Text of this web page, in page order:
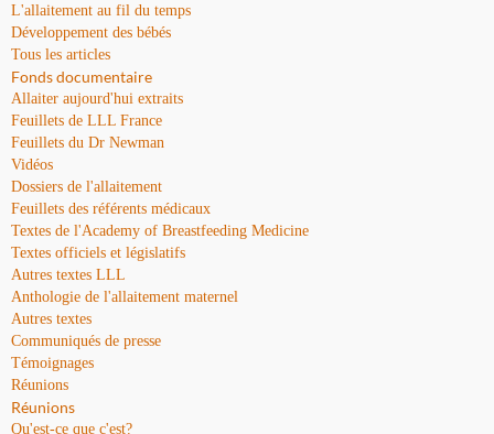
L'allaitement au fil du temps
Développement des bébés
Tous les articles
Fonds documentaire
Allaiter aujourd'hui extraits
Feuillets de LLL France
Feuillets du Dr Newman
Vidéos
Dossiers de l'allaitement
Feuillets des référents médicaux
Textes de l'Academy of Breastfeeding Medicine
Textes officiels et législatifs
Autres textes LLL
Anthologie de l'allaitement maternel
Autres textes
Communiqués de presse
Témoignages
Réunions
Réunions
Qu'est-ce que c'est?